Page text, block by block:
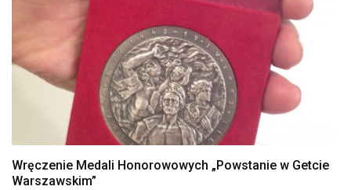
Wręczenie Medali Honorowowych „Powstanie w Getcie
Warszawskim”